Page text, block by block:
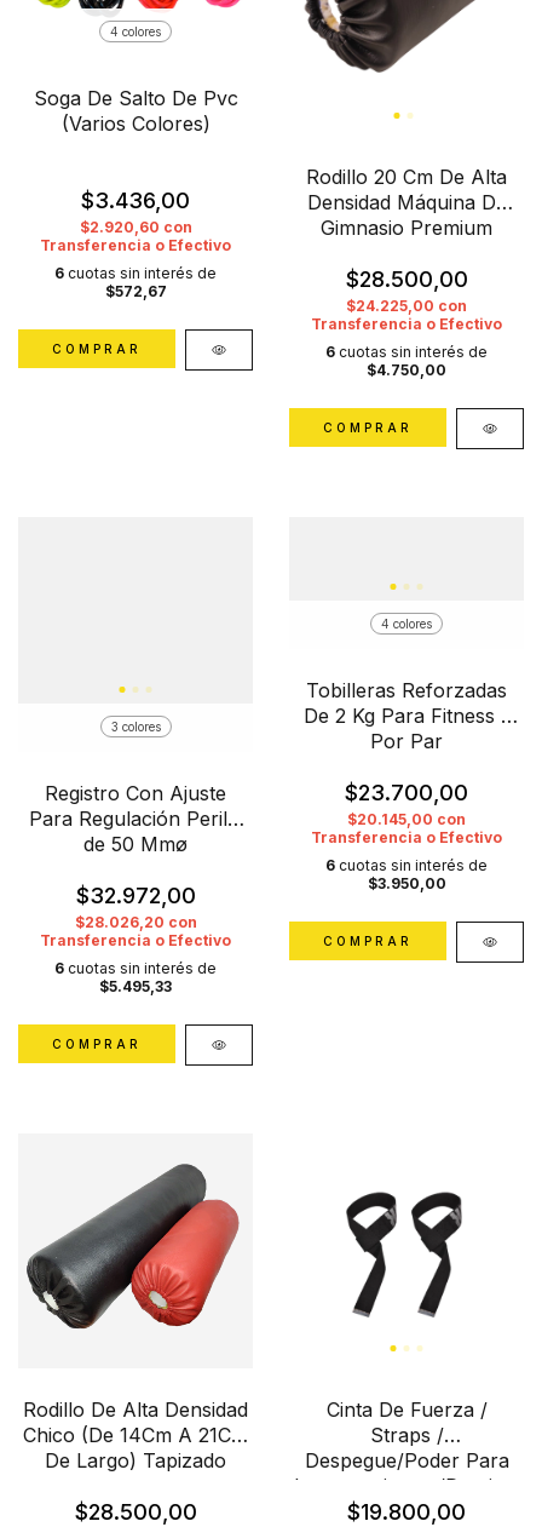
4 colores
Soga De Salto De Pvc
(Varios Colores)
$3.436,00
$2.920,60 con
Transferencia o Efectivo
6 cuotas sin interés de
$572,67
COMPRAR
Rodillo 20 Cm De Alta
Densidad Máquina De
Gimnasio Premium
$28.500,00
$24.225,00 con
Transferencia o Efectivo
6 cuotas sin interés de
$4.750,00
COMPRAR
3 colores
Registro Con Ajuste
Para Regulación Perilla
de 50 Mmø
$32.972,00
$28.026,20 con
Transferencia o Efectivo
6 cuotas sin interés de
$5.495,33
COMPRAR
4 colores
Tobilleras Reforzadas
De 2 Kg Para Fitness -
Por Par
$23.700,00
$20.145,00 con
Transferencia o Efectivo
6 cuotas sin interés de
$3.950,00
COMPRAR
Rodillo De Alta Densidad
Chico (De 14Cm A 21Cm
De Largo) Tapizado
$28.500,00
Cinta De Fuerza /
Straps /
Despegue/Poder Para
Levantamientos/
Crossfit Por Par
$19.800,00